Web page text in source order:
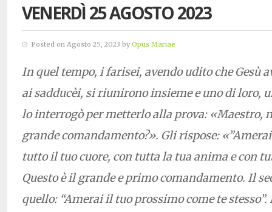
VENERDÌ 25 AGOSTO 2023
Posted on Agosto 25, 2023 by Opus Mariae
In quel tempo, i farisei, avendo udito che Gesù
ai sadducèi, si riunirono insieme e uno di loro,
lo interrogò per metterlo alla prova: «Maestro,
grande comandamento?». Gli rispose:
tutto il tuo cuore, con tutta la tua anima e con
Questo è il grande e primo comandamento. Il
quello: “Amerai il tuo prossimo come te stesso”.